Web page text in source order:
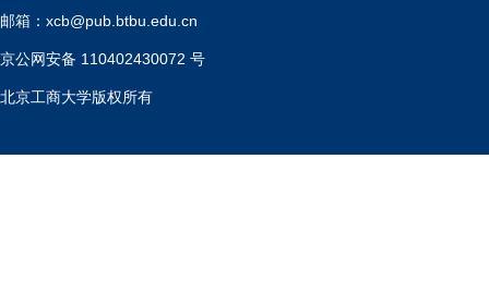
邮箱：xcb@pub.btbu.edu.cn
京公网安备 110402430072 号
北京工商大学版权所有